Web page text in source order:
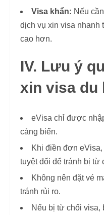
Visa khẩn: Nếu
dịch vụ xin visa nhanh
cao hơn.
IV. Lưu ý
xin visa du
eVisa chỉ được
cảng biển.
Khi điền đơn
tuyệt đối để tránh bị từ
Không nên đặt vé
tránh rủi ro.
Nếu bị từ chối visa,